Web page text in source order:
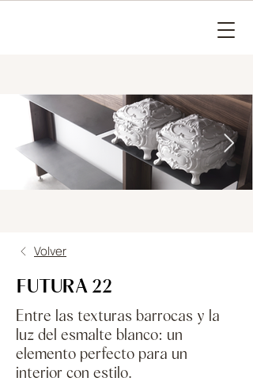
Volver
FUTURA 22
Entre las texturas barrocas y la
luz del esmalte blanco: un
elemento perfecto para un
interior con estilo.